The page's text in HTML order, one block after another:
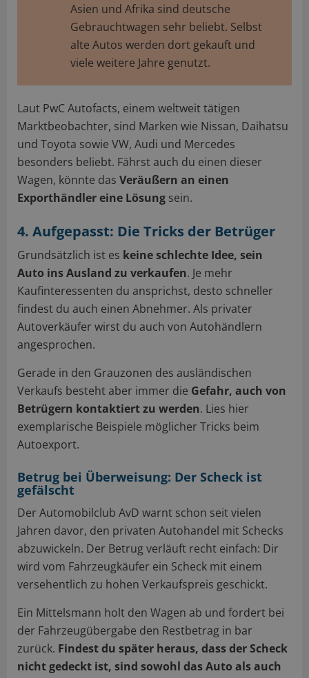
Asien und Afrika sind deutsche
Gebrauchtwagen sehr beliebt. Selbst
alte Autos werden dort gekauft und
viele weitere Jahre genutzt.
Laut PwC Autofacts, einem weltweit tätigen
Marktbeobachter, sind Marken wie Nissan, Daihatsu
und Toyota sowie VW, Audi und Mercedes
besonders beliebt. Fährst auch du einen dieser
Wagen, könnte das Veräußern an einen
Exporthändler eine Lösung sein.
4. Aufgepasst: Die Tricks der Betrüger
Grundsätzlich ist es keine schlechte Idee, sein
Auto ins Ausland zu verkaufen. Je mehr
Kaufinteressenten du ansprichst, desto schneller
findest du auch einen Abnehmer. Als privater
Autoverkäufer wirst du auch von Autohändlern
angesprochen.
Gerade in den Grauzonen des ausländischen
Verkaufs besteht aber immer die Gefahr, auch von
Betrügern kontaktiert zu werden. Lies hier
exemplarische Beispiele möglicher Tricks beim
Autoexport.
Betrug bei Überweisung: Der Scheck ist
gefälscht
Der Automobilclub AvD warnt schon seit vielen
Jahren davor, den privaten Autohandel mit Schecks
abzuwickeln. Der Betrug verläuft recht einfach: Dir
wird vom Fahrzeugkäufer ein Scheck mit einem
versehentlich zu hohen Verkaufspreis geschickt.
Ein Mittelsmann holt den Wagen ab und fordert bei
der Fahrzeugübergabe den Restbetrag in bar
zurück. Findest du später heraus, dass der Scheck
nicht gedeckt ist, sind sowohl das Auto als auch